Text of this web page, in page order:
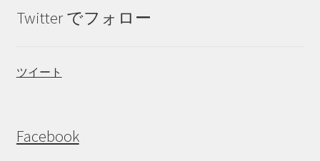
Twitter でフォロー
ツイート
Facebook